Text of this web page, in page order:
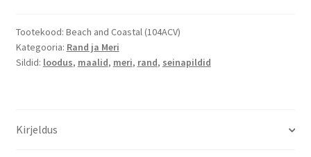
Tootekood: Beach and Coastal (104ACV)
Kategooria: Rand ja Meri
Sildid: loodus, maalid, meri, rand, seinapildid
Kirjeldus